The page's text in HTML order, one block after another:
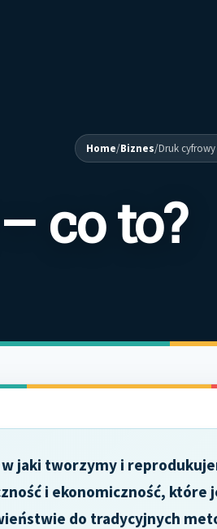
Home/Biznes/Druk
co to?
jaki tworzymy i
i ekonomiczność, które
do tradycyjnych